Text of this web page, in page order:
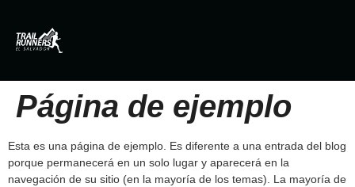
Página de ejemplo
Esta es una página de ejemplo. Es diferente a una entrada del blog
porque permanecerá en un solo lugar y aparecerá en la
navegación de su sitio (en la mayoría de los temas). La mayoría de